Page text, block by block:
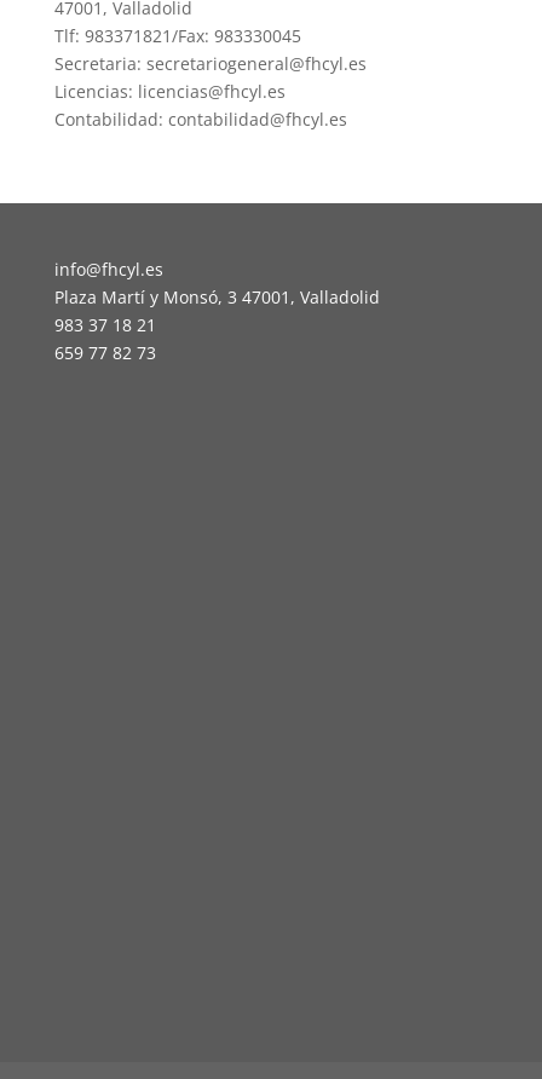
47001, Valladolid
Tlf: 983371821/Fax: 983330045
Secretaria: secretariogeneral@fhcyl.es
Licencias: licencias@fhcyl.es
Contabilidad: contabilidad@fhcyl.es
info@fhcyl.es
Plaza Martí y Monsó, 3 47001, Valladolid
983 37 18 21
659 77 82 73